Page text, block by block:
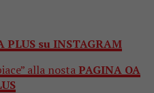
PLUS su INSTAGRAM
alla nosta PAGINA OA